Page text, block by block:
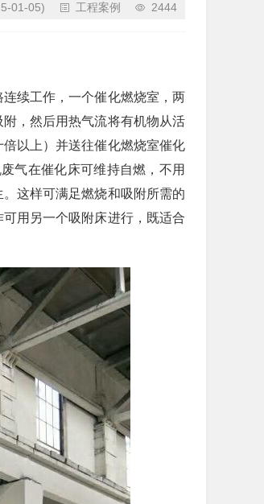
01-05) 工程案例 2444
续工作，一个催化燃烧室，两
，然后用热气流将有机物从活
以上）并送往催化燃烧室催化
气在催化床可维持自燃，不用
这样可满足燃烧和吸附所需的
用另一个吸附床进行，既适合